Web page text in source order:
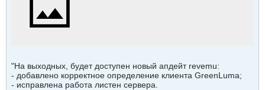
"На выходных, будет доступен новый апдейт revemu:
- добавлено корректное определение клиента GreenLuma;
- исправлена работа листен сервера.